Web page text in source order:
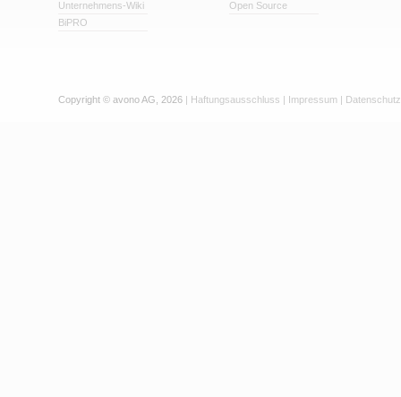
Unternehmens-Wiki
BiPRO
Open Source
Copyright © avono AG, 2026 | Haftungsausschluss | Impressum | Datenschutz